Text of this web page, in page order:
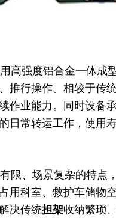
高强度铝合金一体成
推行操作。相较于传
作业能力。同时设备
日常转运工作，使用
限、场景复杂的特点，
用科室、救护车储物
决传统担架收纳繁琐